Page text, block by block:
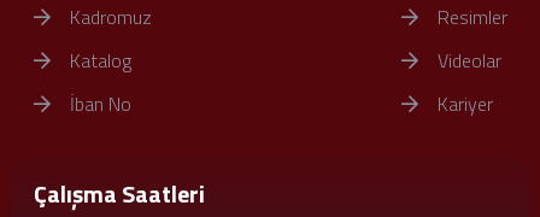
Kadromuz
Katalog
İban No
Resimler
Videolar
Kariyer
Çalışma Saatleri